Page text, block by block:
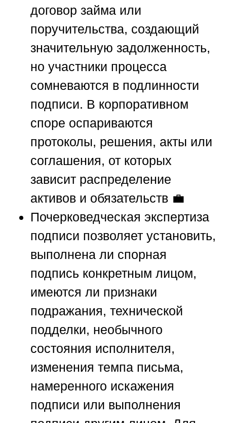
договор займа или
поручительства, создающий
значительную задолженность,
но участники процесса
сомневаются в подлинности
подписи. В корпоративном
споре оспариваются
протоколы, решения, акты или
соглашения, от которых
зависит распределение
активов и обязательств 💼
Почерковедческая экспертиза
подписи позволяет установить,
выполнена ли спорная
подпись конкретным лицом,
имеются ли признаки
подражания, технической
подделки, необычного
состояния исполнителя,
изменения темпа письма,
намеренного искажения
подписи или выполнения